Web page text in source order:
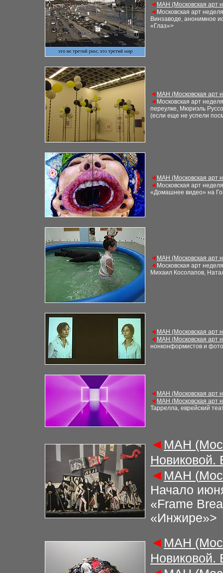
◄ МАН (Московская арт
◄ Московская арт неделя
Винзаводе, анонимное
«Глаз»>
◄ МАН (Московская арт
◄ Московская арт неделя
переулке, Мюриэль
(если еще не успели
◄ МАН (Московская арт
◄ Московская арт неделя
«Домашнее видео» на
◄ МАН (Московская арт
◄ Московская арт неделя
Михаил Косолапов,
◄ МАН (Московская арт
◄ МАН (Московская арт
нонконформистов и
◄ МАН (Московская арт
◄ МАН (Московская арт
Таррелла, еврейский
◄ МАН
Новиковой.
◄ МАН (
Начало
«Frame
«Инжире»>
◄ МАН
Новиковой.